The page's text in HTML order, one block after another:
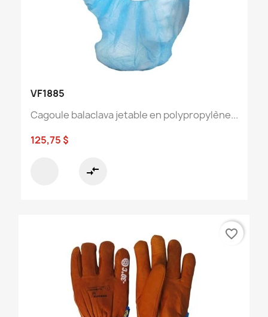
VF1885
Cagoule balaclava jetable en polypropylène...
125,75 $
compare_arrows
favorite_border